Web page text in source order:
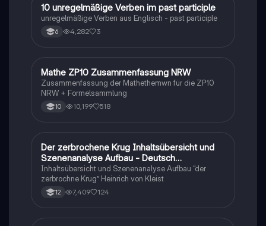
1 Englisch
10 unregelmäßige Verben im past participle
unregelmäßige Verben aus Englisch - past participle
6 4,282 3
Mathe
Mathe ZP10 Zusammenfassung NRW
Zusammenfassung der Mathethemwn für die ZP10
NRW + Formelsammlung
10 10,199 518
Deutsch
Der zerbrochene Krug Inhaltsübersicht und
Szenenanalyse Aufbau - Deutsch
Q1/Q2/Abitur
Inhaltsübersicht und Szenenanalyse Aufbau “der
zerbrochne Krug” Heinrich von Kleist
12 7,409 124